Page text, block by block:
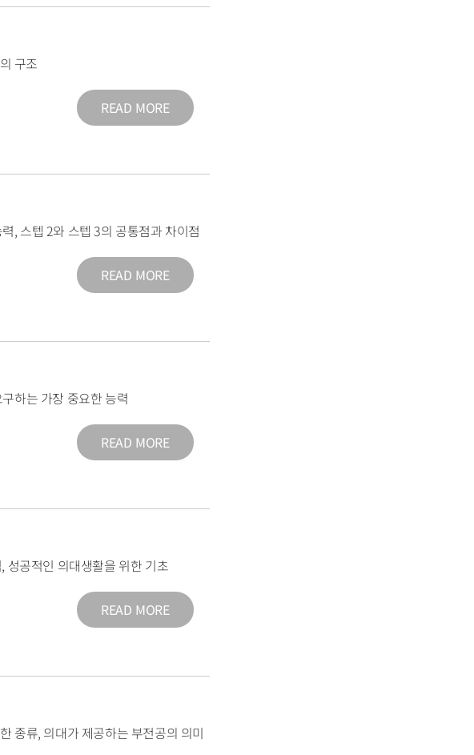
구조
READ MORE
, 스텝 2와 스텝 3의 공통점과 차이점
READ MORE
하는 가장 중요한 능력
READ MORE
, 성공적인 의대생활을 위한 기초
READ MORE
종류, 의대가 제공하는 부전공의 의미